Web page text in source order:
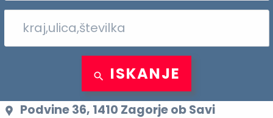
ISKANJE
Podvine 36, 1410 Zagorje ob Savi